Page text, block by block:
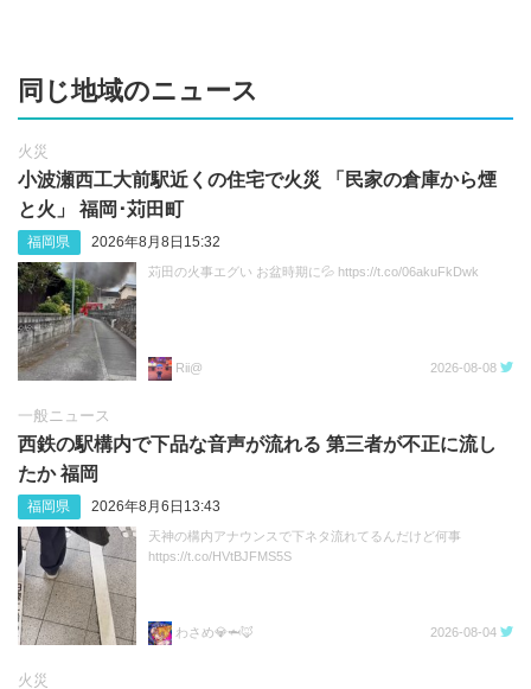
同じ地域のニュース
火災
小波瀬西工大前駅近くの住宅で火災 「民家の倉庫から煙
と火」 福岡･苅田町
福岡県 2026年8月8日15:32
苅田の火事エグい お盆時期に💦 https://t.co/06akuFkDwk
Rii@ 2026-08-08
一般ニュース
西鉄の駅構内で下品な音声が流れる 第三者が不正に流し
たか 福岡
福岡県 2026年8月6日13:43
天神の構内アナウンスで下ネタ流れてるんだけど何事
https://t.co/HVtBJFMS5S
わさめ💎🦈🦊 2026-08-04
火災